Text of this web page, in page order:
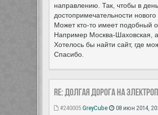
направлению. Так, чтобы в
достопримечательности
Может кто-то имеет подобный
Например Москва-Шаховская,
Хотелось бы найти сайт, где
Спасибо.
Re: Долгая дорога на
#240005 GreyCube 08 июн 2014,